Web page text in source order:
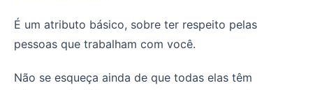
É um atributo básico, sobre ter respeito pelas
pessoas que trabalham com você.
Não se esqueça ainda de que todas elas têm